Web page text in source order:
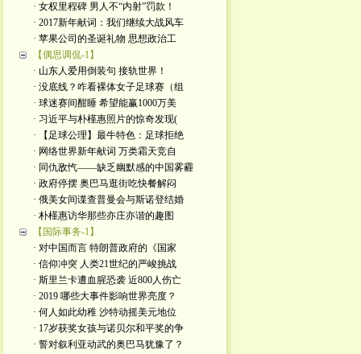
· 女权里程碑 男人不“内射”罚款！
· 2017新年献词：我们继续大战风车
· 苹果公司的圣诞礼物 思想政治工
【偶思调侃-1】
· 山东人爱用倒装句 接轨世界！
· 没底线？咋看裸体女子足球赛（组
· 球迷赛间酣睡 希望能赢1000万美
· 习近平与朴槿惠照片的惊奇发现(
· 【足球公理】最牛特色：足球拒绝
· 网络世界新年献词 万类霜天竞自
· 同仇敌忾——缺乏幽默感的中国雾霾
· 政府停摆 奥巴马逛街吃快餐解闷
· 俄美女间谍查普曼会与斯诺登结婚
· 朴槿惠访华那些亦庄亦谐的趣图
【国际事务-1】
· 对中国而言 特朗普政府的《国家
· 信仰冲突 人类21世纪的严峻挑战
· 斯里兰卡遭血腥恐袭 近800人伤亡
· 2019 哪些大事件影响世界亮度？
· 何人如此幼稚 沙特动摇美元地位
· 17岁获奖女孩与诺贝尔和平奖的争
· 誓对叙利亚动武的奥巴马犹豫了？